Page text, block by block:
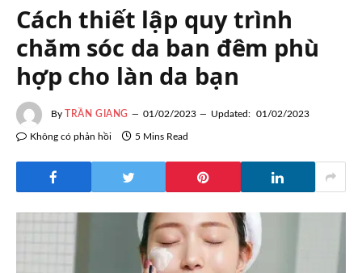
Cách thiết lập quy trình
chăm sóc da ban đêm phù
hợp cho làn da bạn
By TRẦN GIANG 01/02/2023 Updated: 01/02/2023
Không có phản hồi 5 Mins Read